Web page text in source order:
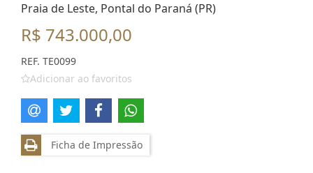
Praia de Leste, Pontal do Paraná (PR)
R$ 743.000,00
REF. TE0099
Adicionar ao favoritos
Ficha de Impressão